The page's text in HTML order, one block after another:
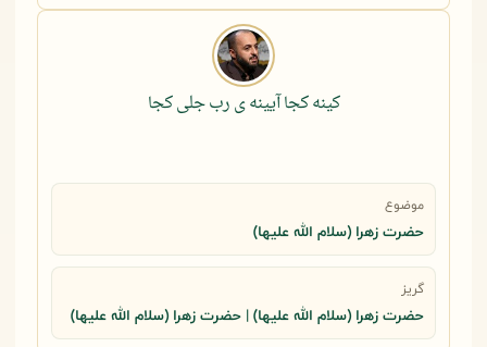
کینه کجا آیینه ی رب جلی کجا
موضوع
حضرت زهرا (سلام الله علیها)
گریز
حضرت زهرا (سلام الله علیها) | حضرت زهرا (سلام الله علیها)